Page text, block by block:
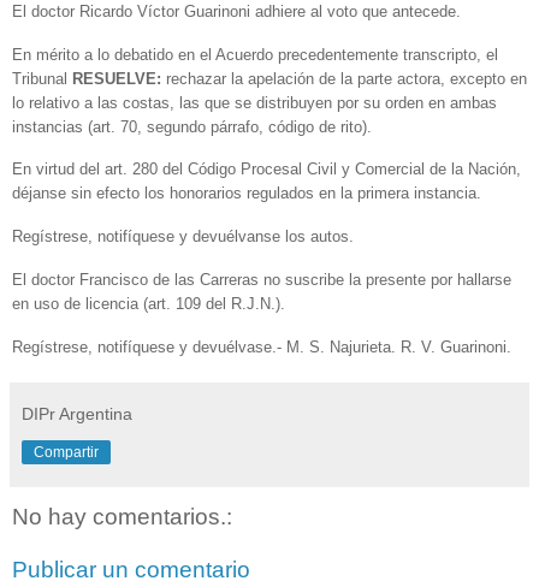
El doctor Ricardo Víctor Guarinoni adhiere al voto que antecede.
En mérito a lo debatido en el Acuerdo precedentemente transcripto, el
Tribunal RESUELVE: rechazar la apelación de la parte actora, excepto en
lo relativo a las costas, las que se distribuyen por su orden en ambas
instancias (art. 70, segundo párrafo, código de rito).
En virtud del art. 280 del Código Procesal Civil y Comercial de la Nación,
déjanse sin efecto los honorarios regulados en la primera instancia.
Regístrese, notifíquese y devuélvanse los autos.
El doctor Francisco de las Carreras no suscribe la presente por hallarse
en uso de licencia (art. 109 del R.J.N.).
Regístrese, notifíquese y devuélvase.- M. S. Najurieta. R. V. Guarinoni.
DIPr Argentina
Compartir
No hay comentarios.:
Publicar un comentario